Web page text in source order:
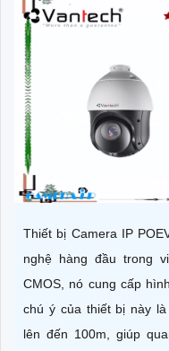
Thiết bị Camera IP
nghệ hàng đầu trong
CMOS, nó cung cấp
chú ý của thiết bị này
lên đến 100m, giúp